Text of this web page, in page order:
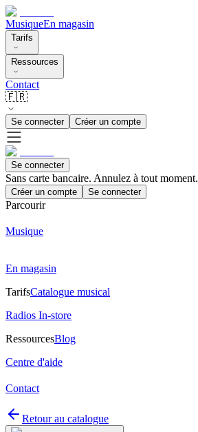
MusiqueEn magasin
Tarifs
Ressources
Contact
🇫🇷
Se connecter Créer un compte
Se connecter
Sans carte bancaire. Annulez à tout moment.
Créer un compte Se connecter
Parcourir
Musique
En magasin
TarifsCatalogue musical
Radios In-store
RessourcesBlog
Centre d'aide
Contact
Retour au catalogue